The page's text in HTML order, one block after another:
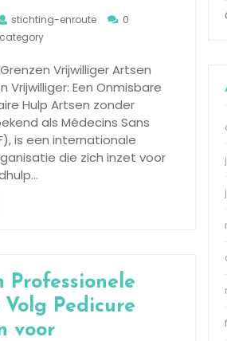
stichting-enroute
0
category
Vrijwilliger Artsen
Vrijwilliger: Een Onmisbare
Hulp Artsen zonder
als Médecins Sans
is een internationale
die zich inzet voor
Professionele
Volg Pedicure
voor